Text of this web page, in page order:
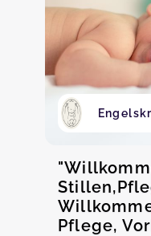
Pflege,